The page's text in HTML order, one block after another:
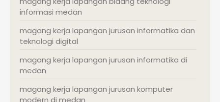
informasi medan
magang kerja lapangan jurusan informatika dan
teknologi digital
magang kerja lapangan jurusan informatika di
medan
magang kerja lapangan jurusan komputer
modern di medan